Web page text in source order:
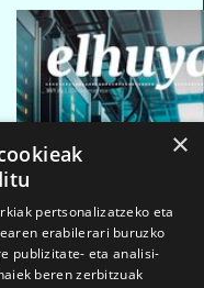
×
pertsonalizatzeko eta
erabilerari buruzko
publizitate- eta analisi-
beren zerbitzuak